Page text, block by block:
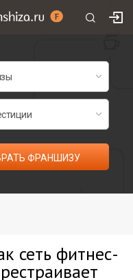
по категориям
франшиз
списком
ФРАНШИЗУ
сеть фитнес-